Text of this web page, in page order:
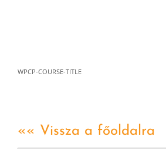
WPCP-COURSE-TITLE
«« Vissza a főoldalra